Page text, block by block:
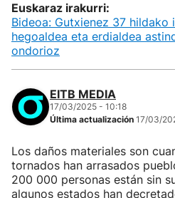
Euskaraz irakurri:
Bideoa: Gutxienez 37 hildako
hegoaldea eta erdialdea
ondorioz
EITB MEDIA
17/03/2025 - 10:18
Última actualización 17/03/
Los daños materiales son
tornados han arrasados
200 000 personas están sin
algunos estados han